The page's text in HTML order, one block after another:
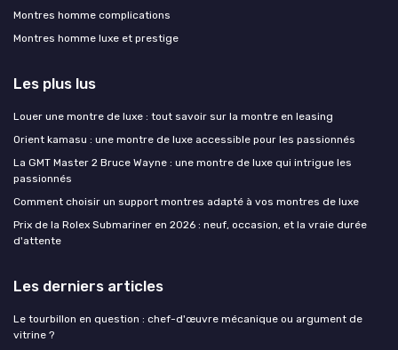
Montres homme complications
Montres homme luxe et prestige
Les plus lus
Louer une montre de luxe : tout savoir sur la montre en leasing
Orient kamasu : une montre de luxe accessible pour les passionnés
La GMT Master 2 Bruce Wayne : une montre de luxe qui intrigue les
passionnés
Comment choisir un support montres adapté à vos montres de luxe
Prix de la Rolex Submariner en 2026 : neuf, occasion, et la vraie durée
d'attente
Les derniers articles
Le tourbillon en question : chef-d'œuvre mécanique ou argument de
vitrine ?